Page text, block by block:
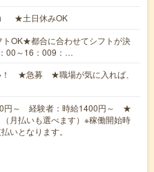
） ★土日休みOK
OK★都合に合わせてシフトが決
00～16：009：…
！ ★急募 ★職場が気に入れば、
円～ 経験者：時給1400円～ ★
月払いも選べます）※稼働開始時
いとなります。